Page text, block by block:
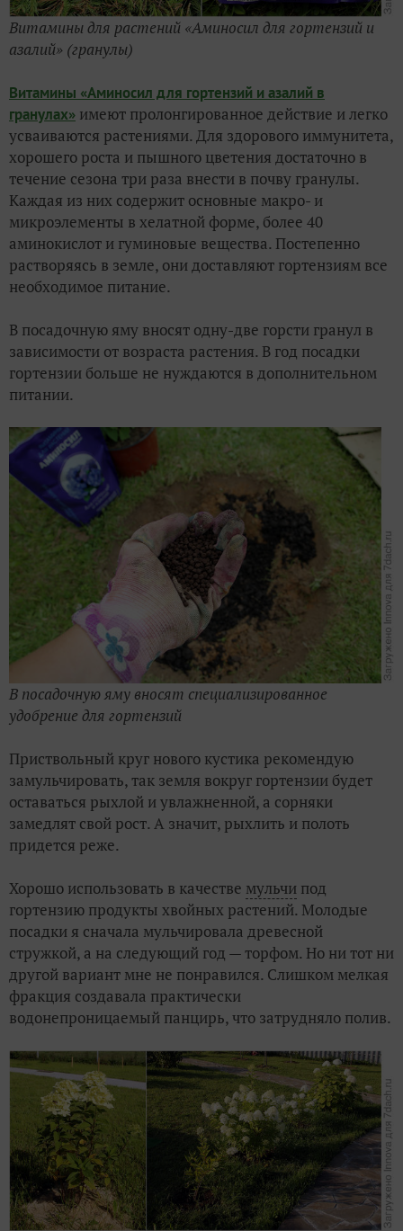
Витамины для растений «Аминосил для гортензий и
азалий» (гранулы)
Витамины «Аминосил для гортензий и азалий в
гранулах» имеют пролонгированное действие и легко
усваиваются растениями. Для здорового иммунитета,
хорошего роста и пышного цветения достаточно в
течение сезона три раза внести в почву гранулы.
Каждая из них содержит основные макро- и
микроэлементы в хелатной форме, более 40
аминокислот и гуминовые вещества. Постепенно
растворяясь в земле, они доставляют гортензиям все
необходимое питание.
В посадочную яму вносят одну-две горсти гранул в
зависимости от возраста растения. В год посадки
гортензии больше не нуждаются в дополнительном
питании.
В посадочную яму вносят специализированное
удобрение для гортензий
Приствольный круг нового кустика рекомендую
замульчировать, так земля вокруг гортензии будет
оставаться рыхлой и увлажненной, а сорняки
замедлят свой рост. А значит, рыхлить и полоть
придется реже.
Хорошо использовать в качестве мульчи под
гортензию продукты хвойных растений. Молодые
посадки я сначала мульчировала древесной
стружкой, а на следующий год — торфом. Но ни тот ни
другой вариант мне не понравился. Слишком мелкая
фракция создавала практически
водонепроницаемый панцирь, что затрудняло полив.